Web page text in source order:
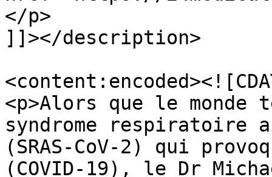
</p>
]]></description>
<p>Alors que le
syndrome respiratoire
(SRAS-CoV-2) qui
(COVID-19), le Dr